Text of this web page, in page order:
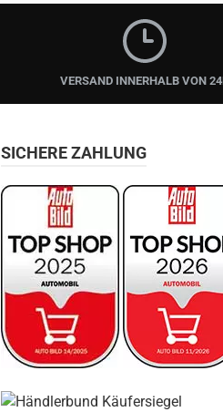
VERSAND INNERHALB VON
SICHERE ZAHLUNG